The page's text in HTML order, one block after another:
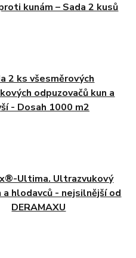
kunám – Sada 2 kusů
2 ks všesměrových
odpuzovačů kun a
- Dosah 1000 m2
Ultima. Ultrazvukový
a hlodavců - nejsilnější od
DERAMAXU